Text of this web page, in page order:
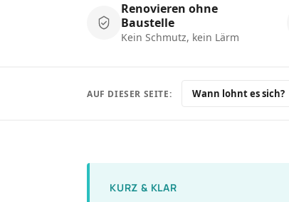
Renovieren ohne
Baustelle
Kein Schmutz, kein Lärm
AUF DIESER SEITE: Wann lohnt es sich?
KURZ & KLAR